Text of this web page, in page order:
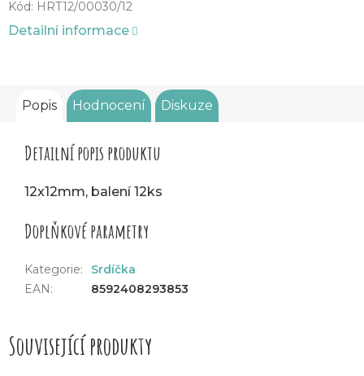
Kód: HRT12/00030/12
Detailní informace
Popis Hodnocení Diskuze
Detailní popis produktu
12x12mm, balení 12ks
Doplňkové parametry
Kategorie:
Srdíčka
EAN: 8592408293853
Související produkty